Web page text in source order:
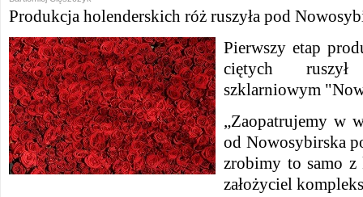
Produkcja holenderskich róż ruszyła pod
Pierwszy etap
ciętych
szklarniowym
„Zaopatrujemy w
od Nowosybirska
zrobimy to samo z
założyciel